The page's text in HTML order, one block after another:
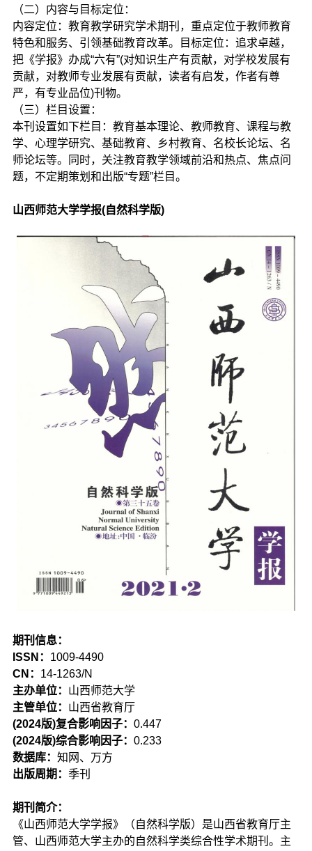
（二）内容与目标定位：
内容定位：教育教学研究学术期刊，重点定位于教师教育
特色和服务、引领基础教育改革。目标定位：追求卓越，
把《学报》办成“六有”(对知识生产有贡献，对学校发展有
贡献，对教师专业发展有贡献，读者有启发，作者有尊
严，有专业品位)刊物。
（三）栏目设置：
本刊设置如下栏目：教育基本理论、教师教育、课程与教
学、心理学研究、基础教育、乡村教育、名校长论坛、名
师论坛等。同时，关注教育教学领域前沿和热点、焦点问
题，不定期策划和出版“专题”栏目。
山西师范大学学报(自然科学版)
期刊信息：
ISSN： 1009-4490
CN： 14-1263/N
主办单位： 山西师范大学
主管单位： 山西省教育厅
(2024版)复合影响因子： 0.447
(2024版)综合影响因子： 0.233
数据库： 知网、万方
出版周期： 季刊
期刊简介：
《山西师范大学学报》（自然科学版）是山西省教育厅主
管、山西师范大学主办的自然科学类综合性学术期刊。主